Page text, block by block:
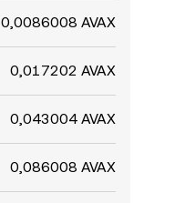
0,0086008 AVAX
0,017202 AVAX
0,043004 AVAX
0,086008 AVAX